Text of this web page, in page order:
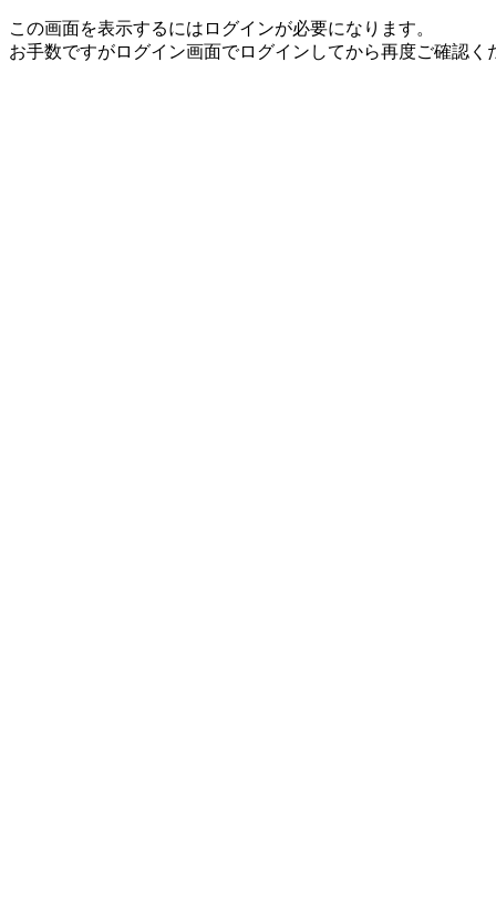
この画面を表示するにはログインが必要になります。
お手数ですがログイン画面でログインしてから再度ご確認く